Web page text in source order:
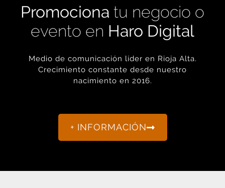
Promociona tu negocio o
evento en Haro Digital
Medio de comunicación líder en Rioja Alta.
Crecimiento constante desde nuestro
nacimiento en 2016.
+ INFORMACIÓN